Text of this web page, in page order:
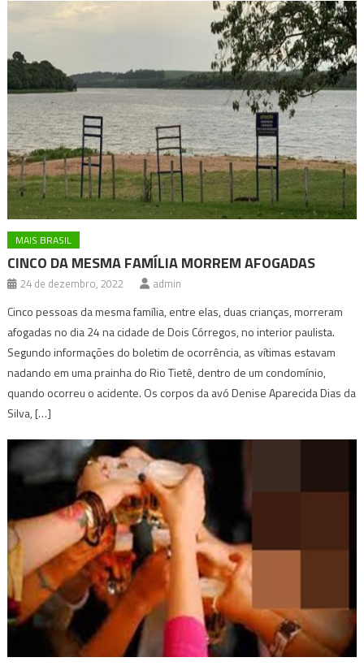
MAIS BRASIL
CINCO DA MESMA FAMÍLIA MORREM AFOGADAS
24 de dezembro, 2022 admin
Cinco pessoas da mesma família, entre elas, duas crianças, morreram
afogadas no dia 24 na cidade de Dois Córregos, no interior paulista.
Segundo informações do boletim de ocorrência, as vítimas estavam
nadando em uma prainha do Rio Tietê, dentro de um condomínio,
quando ocorreu o acidente. Os corpos da avó Denise Aparecida Dias da
Silva, […]